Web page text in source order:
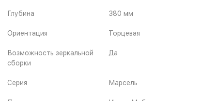
Глубина 380 мм
Ориентация Торцевая
Возможность зеркальной
сборки
Да
Серия Марсель